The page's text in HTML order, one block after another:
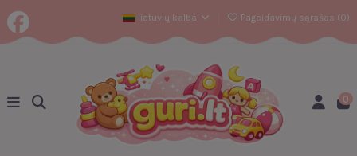
lietuvių kalba Pageidavimų sąrašas (0)
0